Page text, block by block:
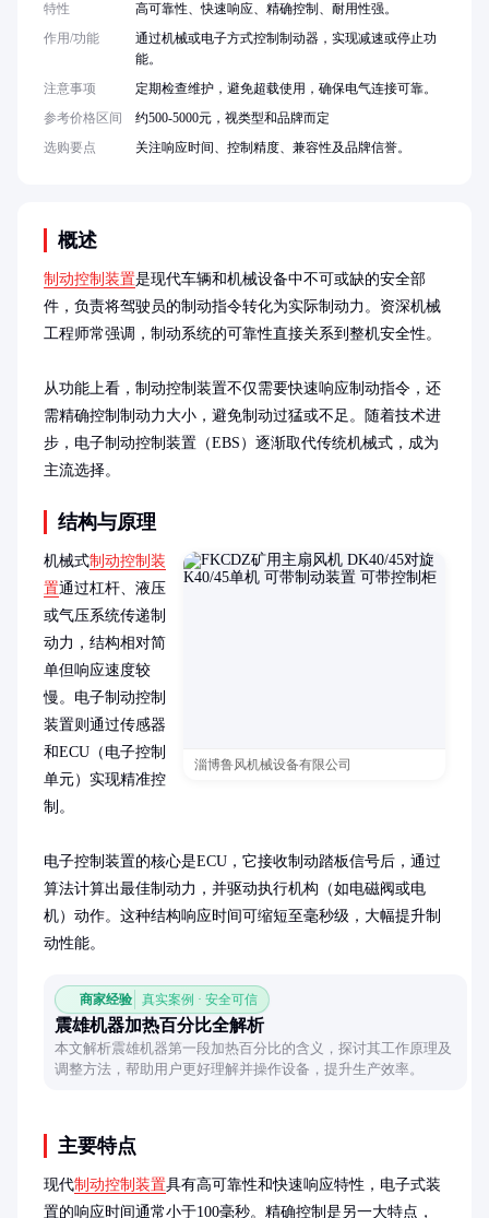
概述
制动控制装置是现代车辆和机械设备中不可或缺的安全部
件，负责将驾驶员的制动指令转化为实际制动力。资深机械
工程师常强调，制动系统的可靠性直接关系到整机安全性。
从功能上看，制动控制装置不仅需要快速响应制动指令，还
需精确控制制动力大小，避免制动过猛或不足。随着技术进
步，电子制动控制装置（EBS）逐渐取代传统机械式，成为
主流选择。
结构与原理
淄博鲁风机械设备有限公司
机械式制动控制装
置通过杠杆、液压
或气压系统传递制
动力，结构相对简
单但响应速度较
慢。电子制动控制
装置则通过传感器
和ECU（电子控制
单元）实现精准控
制。
电子控制装置的核心是ECU，它接收制动踏板信号后，通过
算法计算出最佳制动力，并驱动执行机构（如电磁阀或电
机）动作。这种结构响应时间可缩短至毫秒级，大幅提升制
动性能。
商家经验 真实案例 · 安全可信
震雄机器加热百分比全解析
本文解析震雄机器第一段加热百分比的含义，探讨其工作原理及
调整方法，帮助用户更好理解并操作设备，提升生产效率。
主要特点
现代制动控制装置具有高可靠性和快速响应特性，电子式装
置的响应时间通常小于100毫秒。精确控制是另一大特点，
特性
高可靠性、快速响应、精确控制、耐用性强。
作用/功能
通过机械或电子方式控制制动器，实现减速或停止功
能。
注意事项
定期检查维护，避免超载使用，确保电气连接可靠。
参考价格区间
约500-5000元，视类型和品牌而定
选购要点
关注响应时间、控制精度、兼容性及品牌信誉。